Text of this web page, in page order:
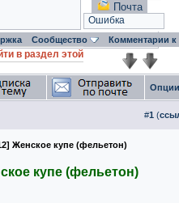
Почта
Ошибка
Сообщество Комментарии
в раздел этой
#1 (
Женское купе (фельетон)
купе (фельетон)